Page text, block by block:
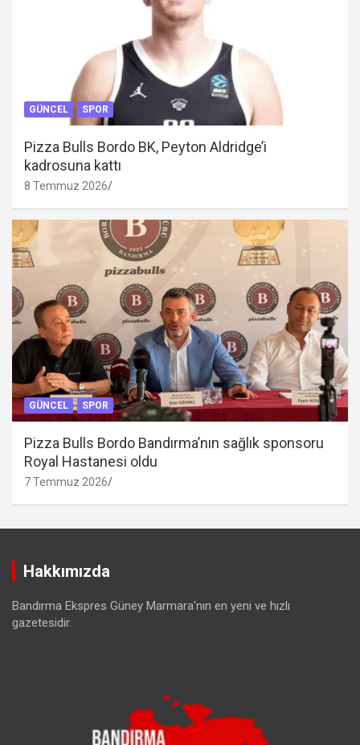
GÜNCEL SPOR
Pizza Bulls Bordo BK, Peyton Aldridge’i
kadrosuna kattı
8 Temmuz 2026
GÜNCEL SPOR
Pizza Bulls Bordo Bandırma’nın sağlık sponsoru
Royal Hastanesi oldu
7 Temmuz 2026
Hakkımızda
Bandırma Ekspres Güney Marmara'nın en yeni ve hızlı
gazetesidir.